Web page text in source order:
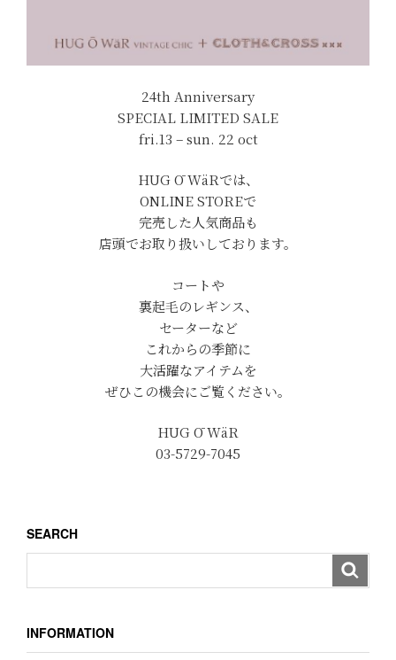
24th Anniversary
SPECIAL LIMITED SALE
fri.13 – sun. 22 oct
HUG Ō WäRでは、
ONLINE STOREで
完売した人気商品も
店頭でお取り扱いしております。
コートや
裏起毛のレギンス、
セーターなど
これからの季節に
大活躍なアイテムを
ぜひこの機会にご覧ください。
HUG Ō WäR
03-5729-7045
SEARCH
INFORMATION